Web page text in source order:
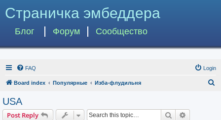
Страничка эмбеддера
Блог Форум Сообщество
FAQ Login
Board index Популярные Изба-флудильня
USA
Post Reply Search